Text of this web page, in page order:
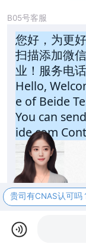
B05号客服
您好，为更
扫描添加微
业！服务电
Hello,
e of Beide
You can
ide.com
贵司有CNAS认可吗